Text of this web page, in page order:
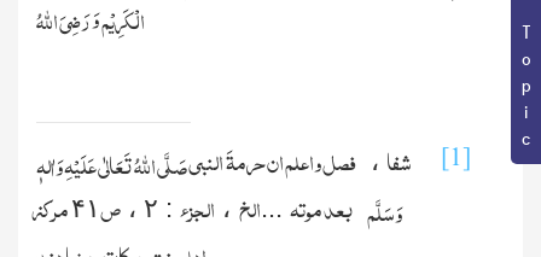
الْکَرِیْموَرَضِیَاللّٰہُ
[1] شفا ، فصل واعلم ان حرمةَ النبیصَلَّی اللّٰہُ تَعَالٰی عَلَیْہِ وَاٰلہٖ
وَسَلَّم بعد موته ...الخ ، الجزء : ۲ ، ص۴۱مركز